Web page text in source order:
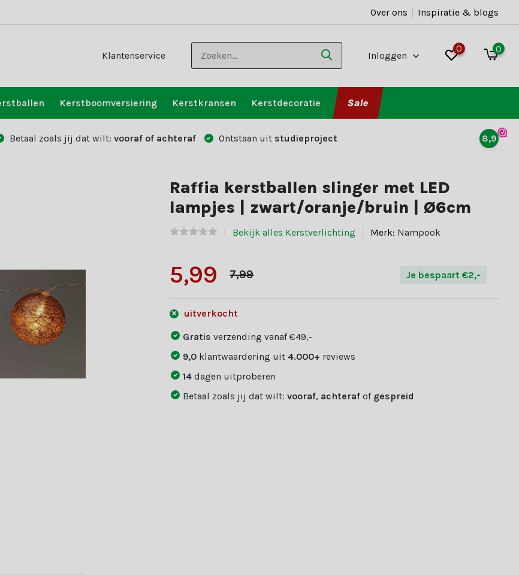
Over ons | Inspiratie & blogs
Klantenservice Inloggen
0 0
Kerstboomversiering Kerstkransen Kerstdecoratie Sale
Betaal zoals jij dat wilt: vooraf of achteraf Ontstaan uit studieproject 8,9
Raffia kerstballen slinger met LED
lampjes | zwart/oranje/bruin | Ø6cm
Bekijk alles Kerstverlichting Merk: Nampook
5,99 7,99 Je bespaart €2,-
uitverkocht
Gratisverzending vanaf €49,-
9,0 klantwaardering uit 4.000+ reviews
14dagen uitproberen
Betaal zoals jij dat wilt:vooraf, achteraf of gespreid